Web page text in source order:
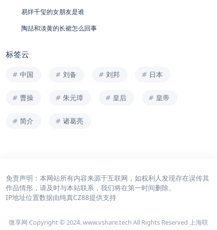
易烊千玺的女朋友是谁
陶喆和淡黄的长裙怎么回事
标签云
中国 刘备 刘邦 日本
曹操 朱元璋 皇后 皇帝
简介 诸葛亮
免责声明：本网站所有内容来源于互联网，如权利人发现存在误传其
作品情形，请及时与本站联系，我们将在第一时间删除。
IP地址位置数据由纯真CZ88提供支持
微享网 Copyright © 2024. www.vshare.tech All Rights Reserved 上海联